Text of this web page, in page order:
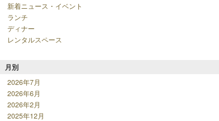
新着ニュース・イベント
ランチ
ディナー
レンタルスペース
月別
2026年7月
2026年6月
2026年2月
2025年12月